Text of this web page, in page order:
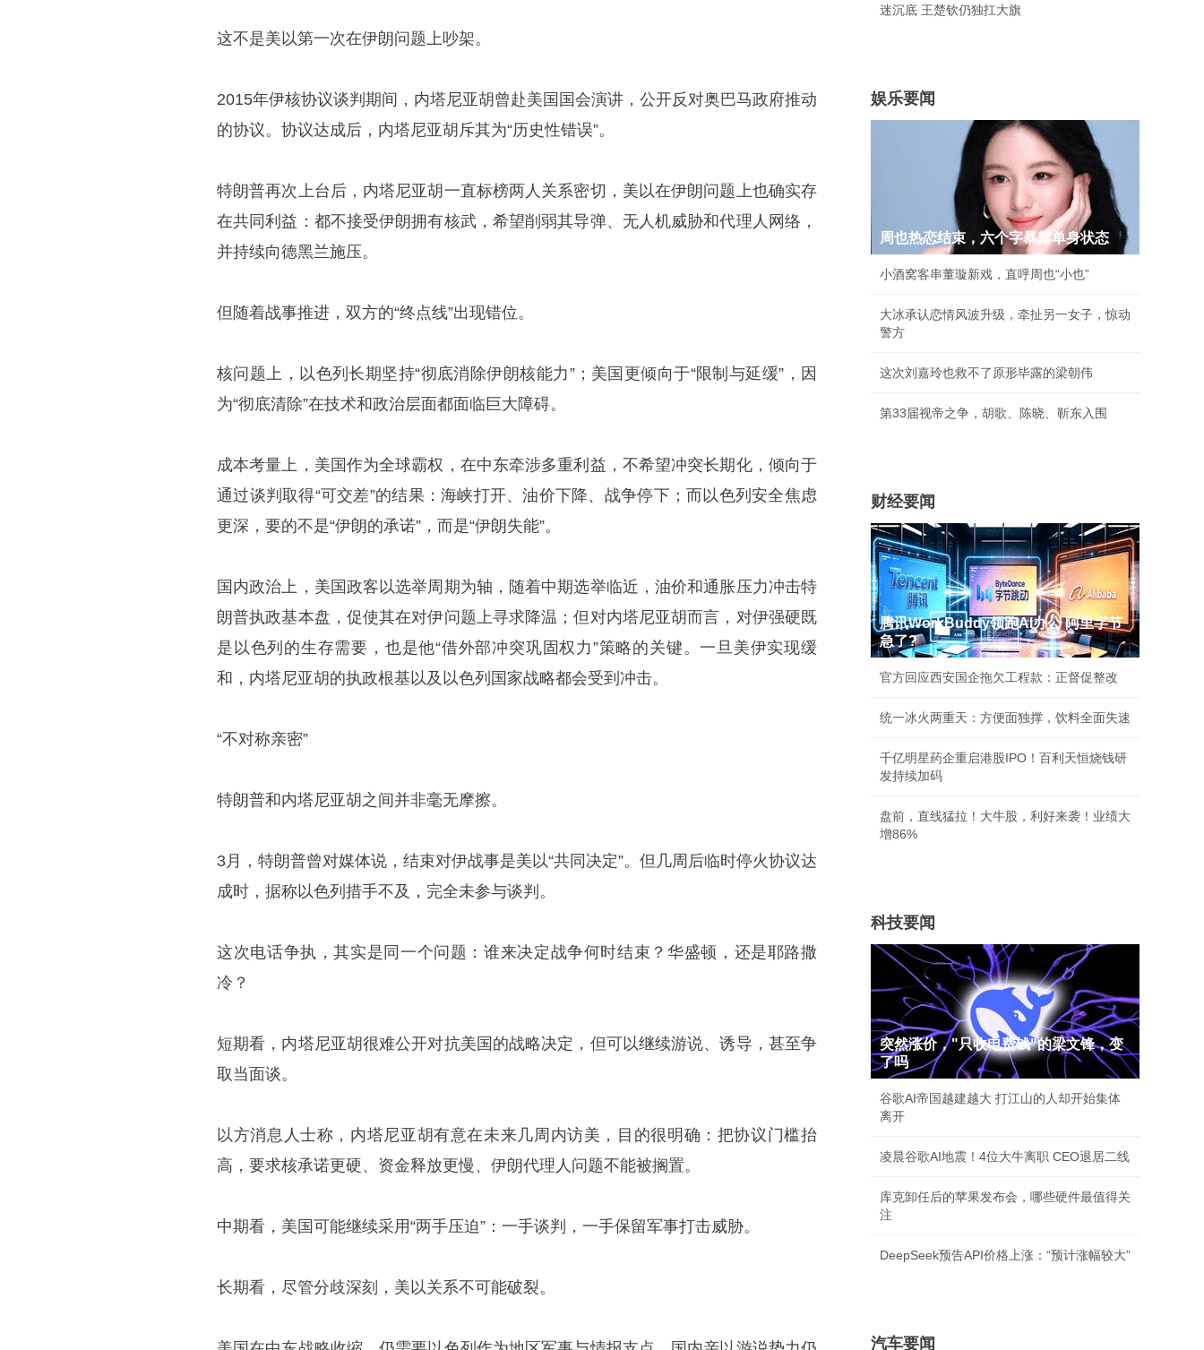
这不是美以第一次在伊朗问题上吵架。
2015年伊核协议谈判期间，内塔尼亚胡曾赴美国国会演讲，公开反对奥巴马政府推动
的协议。协议达成后，内塔尼亚胡斥其为“历史性错误”。
特朗普再次上台后，内塔尼亚胡一直标榜两人关系密切，美以在伊朗问题上也确实存
在共同利益：都不接受伊朗拥有核武，希望削弱其导弹、无人机威胁和代理人网络，
并持续向德黑兰施压。
但随着战事推进，双方的“终点线”出现错位。
核问题上，以色列长期坚持“彻底消除伊朗核能力”；美国更倾向于“限制与延缓”，因
为“彻底清除”在技术和政治层面都面临巨大障碍。
成本考量上，美国作为全球霸权，在中东牵涉多重利益，不希望冲突长期化，倾向于
通过谈判取得“可交差”的结果：海峡打开、油价下降、战争停下；而以色列安全焦虑
更深，要的不是“伊朗的承诺”，而是“伊朗失能”。
国内政治上，美国政客以选举周期为轴，随着中期选举临近，油价和通胀压力冲击特
朗普执政基本盘，促使其在对伊问题上寻求降温；但对内塔尼亚胡而言，对伊强硬既
是以色列的生存需要，也是他“借外部冲突巩固权力”策略的关键。一旦美伊实现缓
和，内塔尼亚胡的执政根基以及以色列国家战略都会受到冲击。
“不对称亲密”
特朗普和内塔尼亚胡之间并非毫无摩擦。
3月，特朗普曾对媒体说，结束对伊战事是美以“共同决定”。但几周后临时停火协议达
成时，据称以色列措手不及，完全未参与谈判。
这次电话争执，其实是同一个问题：谁来决定战争何时结束？ 华盛顿 ，还是耶路撒
冷？
短期看，内塔尼亚胡很难公开对抗美国的战略决定，但可以继续游说、诱导，甚至争
取当面谈。
以方消息人士称，内塔尼亚胡有意在未来几周内访美，目的很明确：把协议门槛抬
高，要求核承诺更硬、资金释放更慢、伊朗代理人问题不能被搁置。
中期看，美国可能继续采用“两手压迫”：一手谈判，一手保留军事打击威胁。
长期看，尽管分歧深刻，美以关系不可能破裂。
迷沉底 王楚钦仍独扛大旗
娱乐要闻
周也热恋结束，六个字暴露单身状态
小酒窝客串董璇新戏，直呼周也“小也”
大冰承认恋情风波升级，牵扯另一女子，惊动
警方
这次刘嘉玲也救不了原形毕露的梁朝伟
第33届视帝之争，胡歌、陈晓、靳东入围
财经要闻
腾讯WorkBuddy领跑AI办公 阿里字节
急了?
官方回应西安国企拖欠工程款：正督促整改
统一冰火两重天：方便面独撑，饮料全面失速
千亿明星药企重启港股IPO！百利天恒烧钱研
发持续加码
盘前，直线猛拉！大牛股，利好来袭！业绩大
增86%
科技要闻
突然涨价，"只收电费钱"的梁文锋，变
了吗
谷歌AI帝国越建越大 打江山的人却开始集体
离开
凌晨谷歌AI地震！4位大牛离职 CEO退居二线
库克卸任后的苹果发布会，哪些硬件最值得关
注
DeepSeek预告API价格上涨：“预计涨幅较大”
汽车要闻